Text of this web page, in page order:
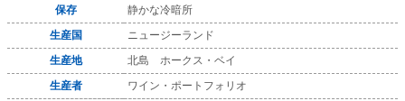
保存
静かな冷暗所
生産国
ニュージーランド
生産地
北島 ホークス・ベイ
生産者
ワイン・ポートフォリオ